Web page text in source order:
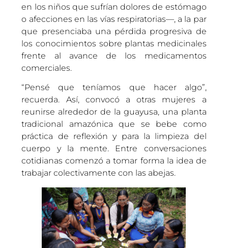
en los niños que sufrían dolores de estómago
o afecciones en las vías respiratorias—, a la par
que presenciaba una pérdida progresiva de
los conocimientos sobre plantas medicinales
frente al avance de los medicamentos
comerciales.
“Pensé que teníamos que hacer algo”,
recuerda. Así, convocó a otras mujeres a
reunirse alrededor de la guayusa, una planta
tradicional amazónica que se bebe como
práctica de reflexión y para la limpieza del
cuerpo y la mente. Entre conversaciones
cotidianas comenzó a tomar forma la idea de
trabajar colectivamente con las abejas.